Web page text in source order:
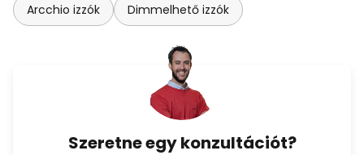
Arcchio izzók Dimmelhető izzók
Szeretne egy konzultációt?